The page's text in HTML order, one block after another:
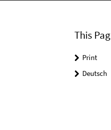
This
Print
Deutsch